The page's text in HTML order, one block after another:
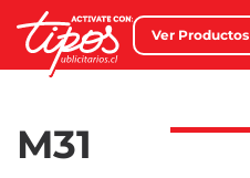
Ver Productos
M31